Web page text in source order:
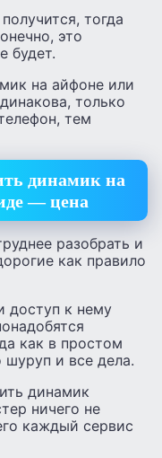
тогда
это
будет.
на айфоне или
только
тем
динамик на
— цена
разобрать и
как правило
доступ к нему
как в простом
шуруп и все дела.
динамик
ничего не
каждый сервис